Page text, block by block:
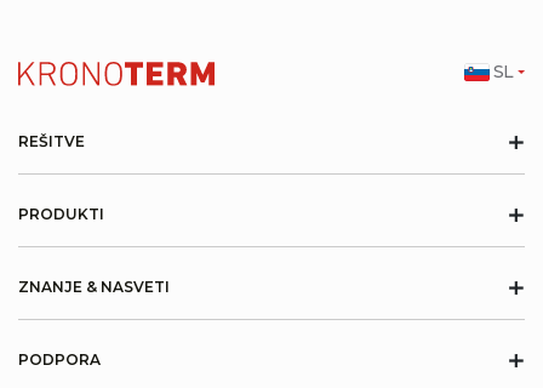
REŠITVE +
PRODUKTI +
ZNANJE & NASVETI +
PODPORA +
SL